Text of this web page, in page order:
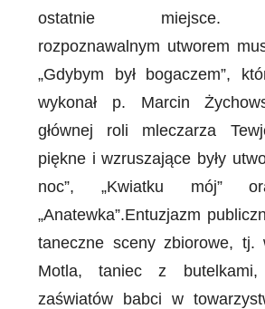
ostatnie miejsce.
rozpoznawalnym utworem
„Gdybym był bogaczem”,
wykonał p. Marcin
głównej roli mleczarza
piękne i wzruszające były
noc”, „Kwiatku mój”
„Anatewka”.Entuzjazm
taneczne sceny zbiorowe, tj.
Motla, taniec z
zaświatów babci w